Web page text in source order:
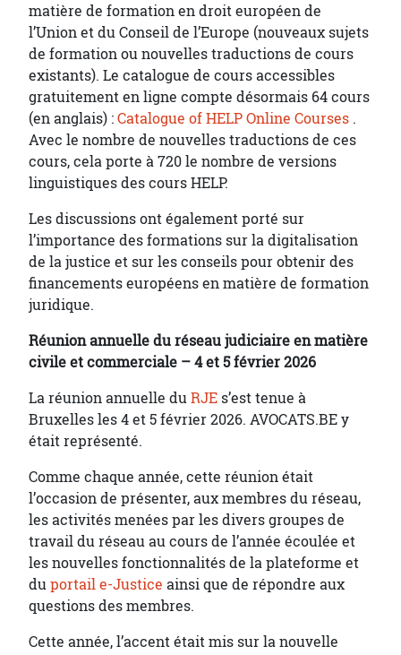
matière de formation en droit européen de
l’Union et du Conseil de l’Europe (nouveaux sujets
de formation ou nouvelles traductions de cours
existants). Le catalogue de cours accessibles
gratuitement en ligne compte désormais 64 cours
(en anglais) :Catalogue of HELP Online Courses .
Avec le nombre de nouvelles traductions de ces
cours, cela porte à 720 le nombre de versions
linguistiques des cours HELP.
Les discussions ont également porté sur
l’importance des formations sur la digitalisation
de la justice et sur les conseils pour obtenir des
financements européens en matière de formation
juridique.
Réunion annuelle du réseau judiciaire en matière
civile et commerciale – 4 et 5 février 2026
La réunion annuelle duRJE s’est tenue à
Bruxelles les 4 et 5 février 2026. AVOCATS.BE y
était représenté.
Comme chaque année, cette réunion était
l’occasion de présenter, aux membres du réseau,
les activités menées par les divers groupes de
travail du réseau au cours de l’année écoulée et
les nouvelles fonctionnalités de la plateforme et
duportail e-Justice ainsi que de répondre aux
questions des membres.
Cette année, l’accent était mis sur la nouvelle